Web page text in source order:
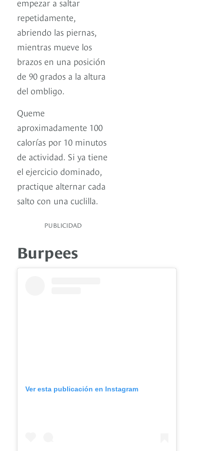
repetidamente,
abriendo las piernas,
mientras mueve los
brazos en una posición
de 90 grados a la altura
del ombligo.
Queme
aproximadamente 100
calorías por 10 minutos
de actividad. Si ya tiene
el ejercicio dominado,
practique alternar cada
salto con una cuclilla.
PUBLICIDAD
Burpees
Ver esta publicación en Instagram